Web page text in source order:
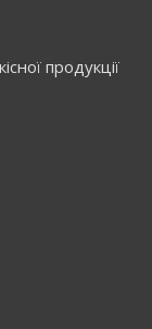
продукції